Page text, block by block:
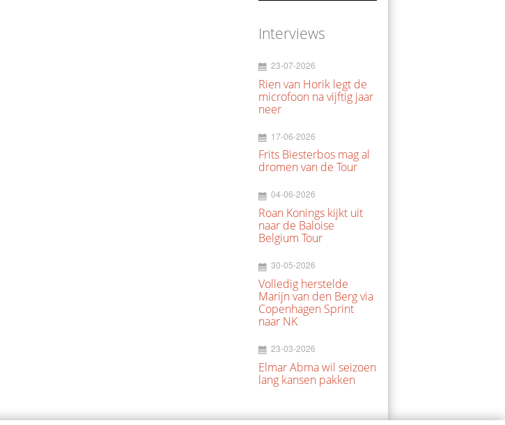
Interviews
23-07-2026
Rien van Horik legt de
microfoon na vijftig jaar
neer
17-06-2026
Frits Biesterbos mag al
dromen van de Tour
04-06-2026
Roan Konings kijkt uit
naar de Baloise
Belgium Tour
30-05-2026
Volledig herstelde
Marijn van den Berg via
Copenhagen Sprint
naar NK
23-03-2026
Elmar Abma wil seizoen
lang kansen pakken